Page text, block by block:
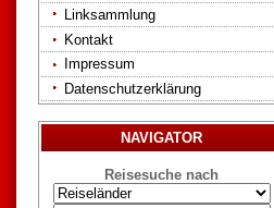
Linksammlung
Kontakt
Impressum
Datenschutzerklärung
NAVIGATOR
Reisesuche nach